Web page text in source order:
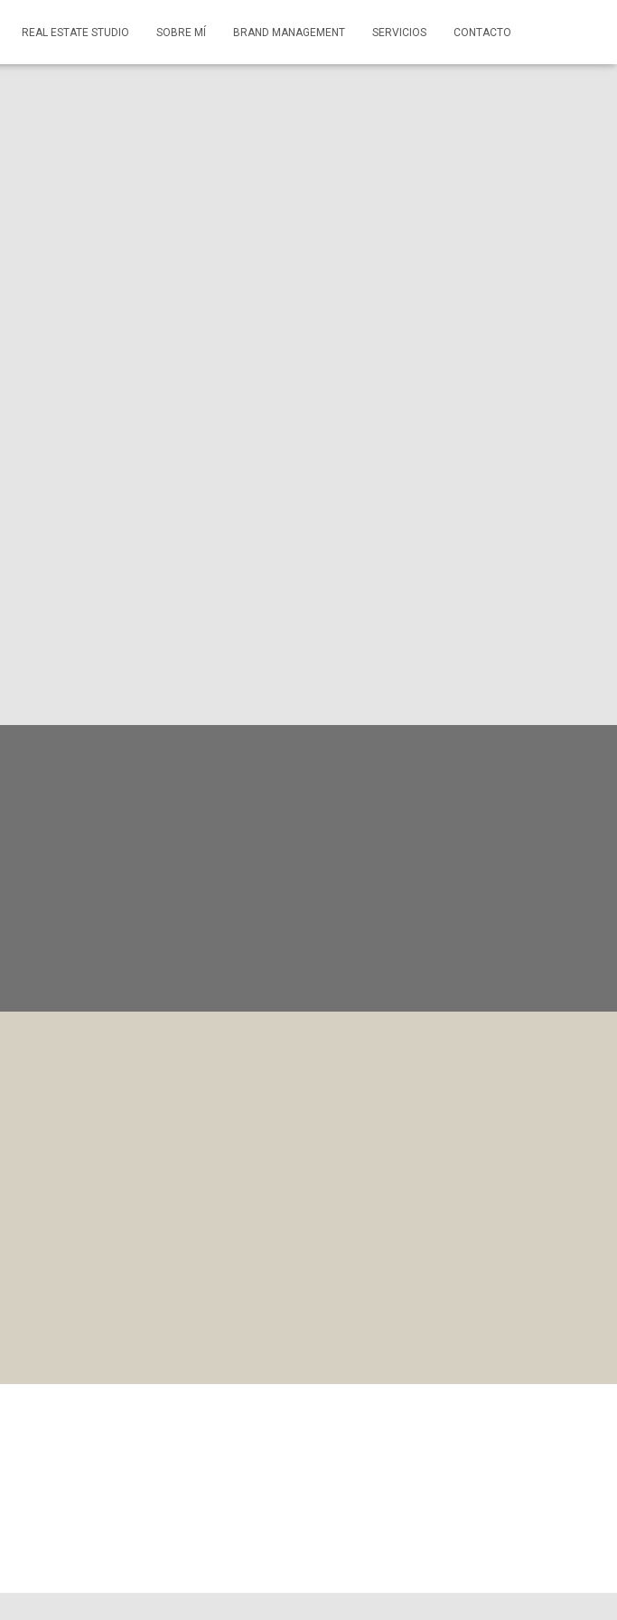
REAL ESTATE STUDIO SOBRE MÍ BRAND MANAGEMENT SERVICIOS CONTACTO